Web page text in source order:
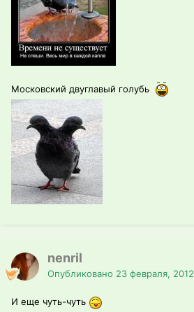
Московский двуглавый голубь
nenril
Опубликовано 23 февраля, 2012
И еще чуть-чуть